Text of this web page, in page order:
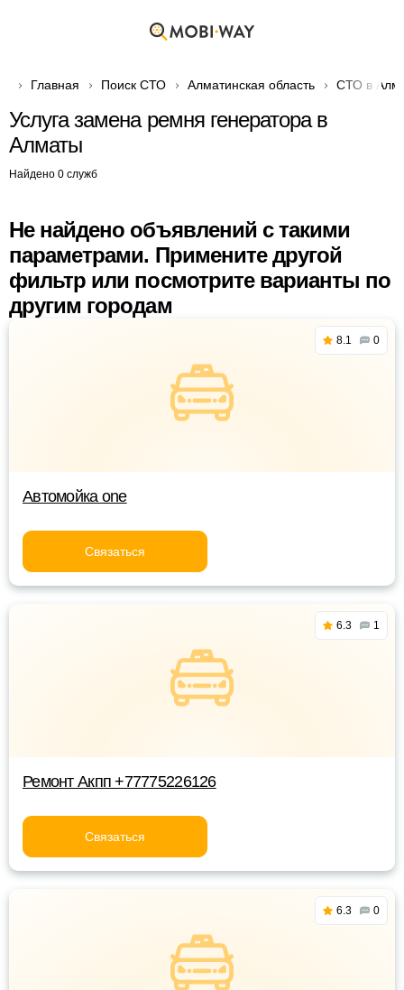
Главная Поиск СТО Алматинская область СТО в
Услуга замена ремня генератора в
Алматы
Найдено 0 служб
Не найдено объявлений с такими
параметрами. Примените другой
фильтр или посмотрите варианты по
другим городам
8.1 0
Автомойка one
Связаться
6.3 1
Ремонт Акпп +77775226126
Связаться
6.3 0